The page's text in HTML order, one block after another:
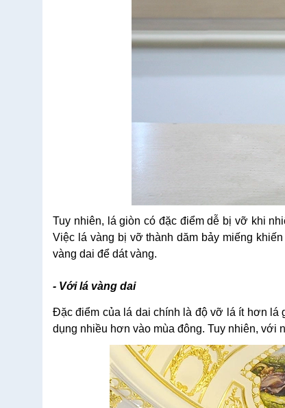
Tuy nhiên, lá giòn có đặc điểm dễ bị vỡ khi
Việc lá vàng bị vỡ thành dăm bảy miếng
vàng dai để dát vàng.
- Với lá vàng dai
Đặc điểm của lá dai chính là độ vỡ lá ít hơn lá
dụng nhiều hơn vào mùa đông. Tuy nhiên, với